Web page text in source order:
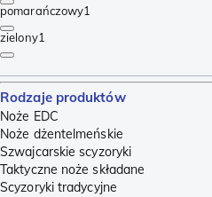
pomarańczowy1
zielony1
Rodzaje produktów
Noże EDC
Noże dżentelmeńskie
Szwajcarskie scyzoryki
Taktyczne noże składane
Scyzoryki tradycyjne